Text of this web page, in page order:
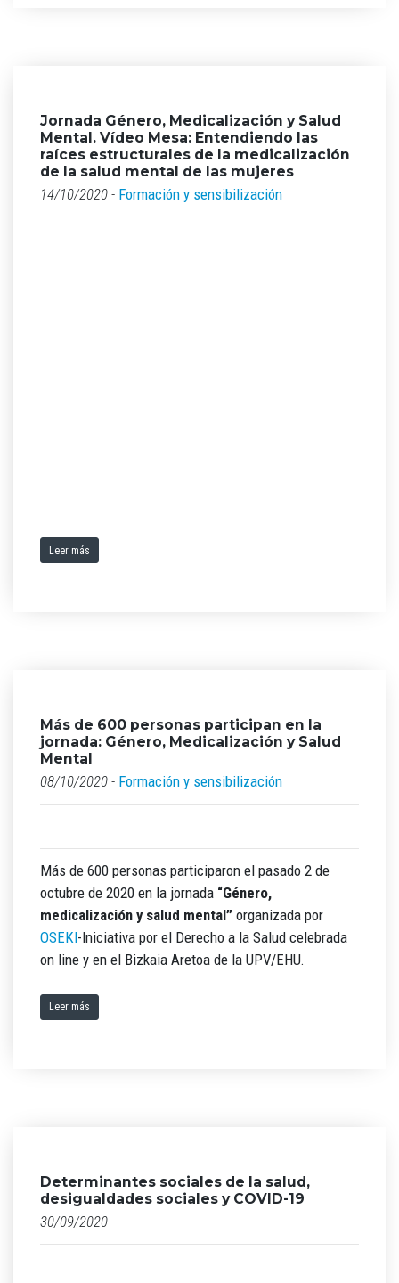
Jornada Género, Medicalización y Salud
Mental. Vídeo Mesa: Entendiendo las
raíces estructurales de la medicalización
de la salud mental de las mujeres
14/10/2020 - Formación y sensibilización
Leer más
Más de 600 personas participan en la
jornada: Género, Medicalización y Salud
Mental
08/10/2020 - Formación y sensibilización
Más de 600 personas participaron el pasado 2 de
octubre de 2020 en la jornada “Género,
medicalización y salud mental” organizada por
OSEKI-Iniciativa por el Derecho a la Salud celebrada
on line y en el Bizkaia Aretoa de la UPV/EHU.
Leer más
Determinantes sociales de la salud,
desigualdades sociales y COVID-19
30/09/2020 -